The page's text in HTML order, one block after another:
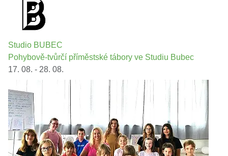
Studio BUBEC
Pohybově-tvůrčí příměstské tábory ve Studiu Bubec
17. 08. - 28. 08.